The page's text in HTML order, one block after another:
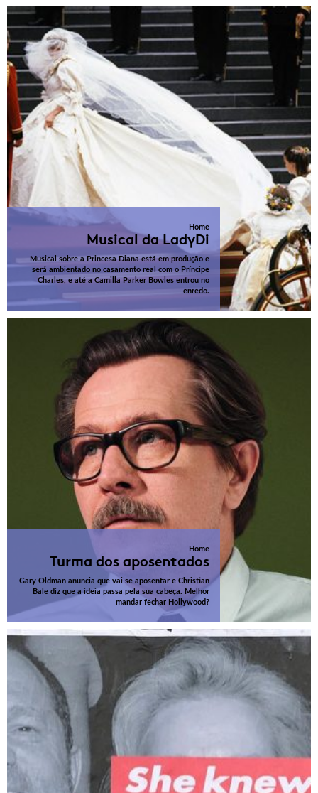
Home
Musical da LadyDi
Musical sobre a Princesa Diana está em produção e
será ambientado no casamento real com o Príncipe
Charles, e até a Camilla Parker Bowles entrou no
enredo.
Home
Turma dos aposentados
Gary Oldman anuncia que vai se aposentar e Christian
Bale diz que a ideia passa pela sua cabeça. Melhor
mandar fechar Hollywood?